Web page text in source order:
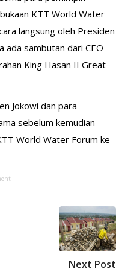
KTT World Water
langsung oleh Presiden
ada sambutan dari CEO
King Hasan II Great
Jokowi dan para
sebelum kemudian
World Water Forum ke-
Next Post